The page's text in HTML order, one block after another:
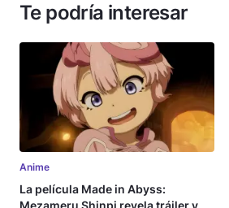
Te podría interesar
Anime
La película Made in Abyss:
Mezameru Shinpi revela tráiler y